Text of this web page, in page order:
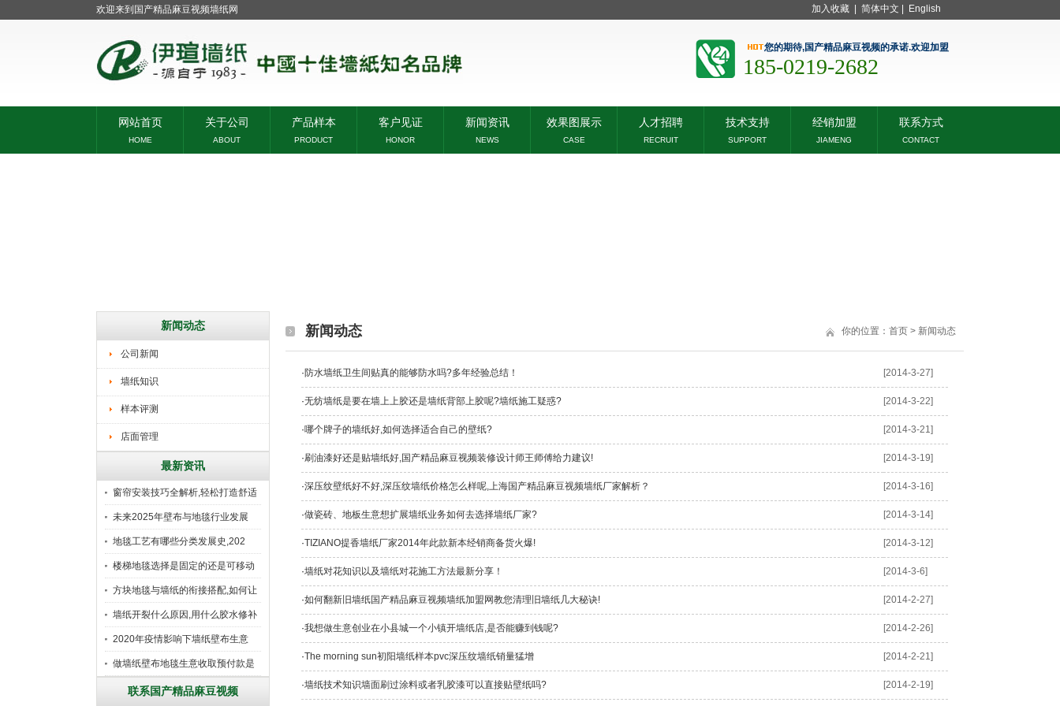
欢迎来到国产精品麻豆视频墙纸网 加入收藏 简体中文 English
您的期待,国产精品麻豆视频的承诺.欢迎加盟
185-0219-2682
网站首页
HOME
关于公司
ABOUT
产品样本
PRODUCT
客户见证
HONOR
新闻资讯
NEWS
效果图展示
CASE
人才招聘
RECRUIT
技术支持
SUPPORT
经销加盟
JIAMENG
联系方式
CONTACT
新闻动态
公司新闻
墙纸知识
样本评测
店面管理
最新资讯
窗帘安装技巧全解析,轻松打造舒适
未来2025年壁布与地毯行业发展
地毯工艺有哪些分类发展史,202
楼梯地毯选择是固定的还是可移动
好
方块地毯与墙纸的衔接搭配,如何让
墙纸开裂什么原因,用什么胶水修补
2020年疫情影响下墙纸壁布生意
做墙纸壁布地毯生意收取预付款是
联系国产精品麻豆视频
新闻动态 你的位置： 首页 > 新闻动态
·防水墙纸卫生间贴真的能够防水吗?多年经验总结！ [2014-3-27]
·无纺墙纸是要在墙上上胶还是墙纸背部上胶呢?墙纸施工疑惑? [2014-3-22]
·哪个牌子的墙纸好,如何选择适合自己的壁纸? [2014-3-21]
·刷油漆好还是贴墙纸好,国产精品麻豆视频装修设计师王师傅给力建议! [2014-3-19]
·深压纹壁纸好不好,深压纹墙纸价格怎么样呢,上海国产精品麻豆视频墙纸厂家解析？ [2014-3-16]
·做瓷砖、地板生意想扩展墙纸业务如何去选择墙纸厂家? [2014-3-14]
·TIZIANO提香墙纸厂家2014年此款新本经销商备货火爆! [2014-3-12]
·墙纸对花知识以及墙纸对花施工方法最新分享！ [2014-3-6]
·如何翻新旧墙纸国产精品麻豆视频墙纸加盟网教您清理旧墙纸几大秘诀! [2014-2-27]
·我想做生意创业在小县城一个小镇开墙纸店,是否能赚到钱呢? [2014-2-26]
·The morning sun初阳墙纸样本pvc深压纹墙纸销量猛增 [2014-2-21]
·墙纸技术知识墙面刷过涂料或者乳胶漆可以直接贴壁纸吗? [2014-2-19]